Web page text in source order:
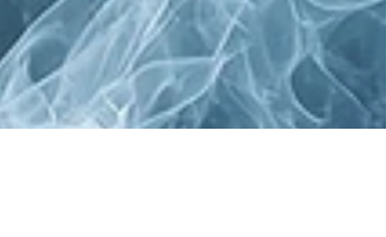
público tres décadas después, llegando con
un renovado sentido de propósito y una
mayor profundidad emocional. Lejos de
sentirse como una reliquia olvidada, se
presenta como una reflexión atemporal